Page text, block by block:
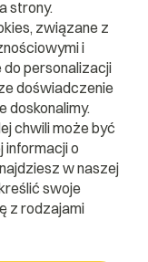
E
strony.
związane z
i
do personalizacji
doświadczenie
doskonalimy.
chwili może być
informacji o
w naszej
swoje
z rodzajami